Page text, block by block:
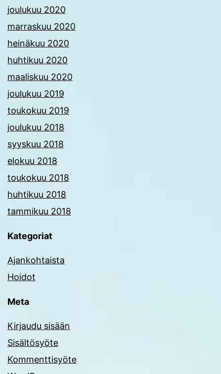
joulukuu 2020
marraskuu 2020
heinäkuu 2020
huhtikuu 2020
maaliskuu 2020
joulukuu 2019
toukokuu 2019
joulukuu 2018
syyskuu 2018
elokuu 2018
toukokuu 2018
huhtikuu 2018
tammikuu 2018
Kategoriat
Ajankohtaista
Hoidot
Meta
Kirjaudu sisään
Sisältösyöte
Kommenttisyöte